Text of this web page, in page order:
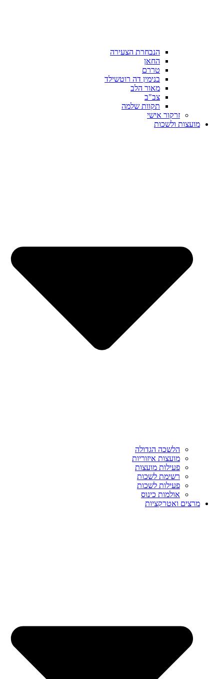
הנבחרת הצעירה
החאן
טררם
בנימין דה רוטשילד
מאור הלב
צב"ב
תקוות שלמה
זרקור אישי
מועצות ולשכות
הלשכה הגדולה
מועצות איזוריות
פעילות מועצות
רשימת לשכות
פעילות לשכות
אולמות כינוס
מרצים ואטרקציות